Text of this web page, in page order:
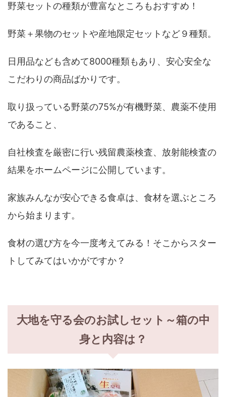
野菜セットの種類が豊富なところもおすすめ！
野菜＋果物のセットや産地限定セットなど９種類。
日用品なども含めて8000種類もあり、安心安全な
こだわりの商品ばかりです。
取り扱っている野菜の75%が有機野菜、農薬不使用
であること、
自社検査を厳密に行い残留農薬検査、放射能検査の
結果をホームページに公開しています。
家族みんなが安心できる食卓は、食材を選ぶところ
から始まります。
食材の選び方を今一度考えてみる！そこからスター
トしてみてはいかがですか？
大地を守る会のお試しセット～箱の中
身と内容は？